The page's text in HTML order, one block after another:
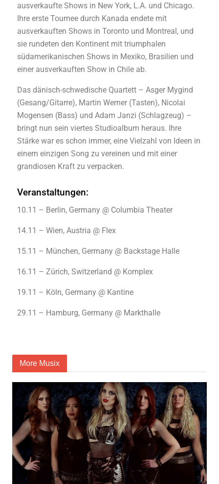
ausverkaufte Shows in New York, L.A. und Chicago.
Ihre erste Tournee durch Kanada endete mit
ausverkauften Shows in Toronto und Montreal, und
sie rundeten den Kontinent mit triumphalen
südamerikanischen Shows in Mexiko, Brasilien und
einer ausverkauften Show in Chile ab.
Das dänisch-schwedische Quartett – Asger Mygind
(Gesang/Gitarre), Martin Werner (Tasten), Nicolai
Mogensen (Bass) und Adam Janzi (Schlagzeug) –
bringt nun sein viertes Studioalbum heraus. Ihre
Stärke war es schon immer, eine Vielzahl von Ideen in
einem einzigen Song zu vereinen und mit einer
grandiosen Kraft zu verpacken.
Veranstaltungen:
10.11 – Berlin, Germany @ Columbia Theater
14.11 – Wien, Austria @ Flex
15.11 – München, Germany @ Backstage Halle
16.11 – Zürich, Switzerland @ Komplex
19.11 – Köln, Germany @ Kantine
29.11 – Hamburg, Germany @ Markthalle
More Musix